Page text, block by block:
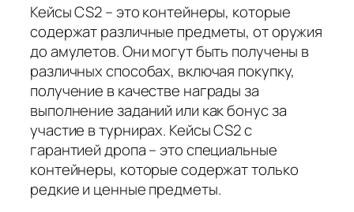
Кейсы CS2 – это контейнеры, которые
содержат различные предметы, от оружия
до амулетов. Они могут быть получены в
различных способах, включая покупку,
получение в качестве награды за
выполнение заданий или как бонус за
участие в турнирах. Кейсы CS2 с
гарантией дропа – это специальные
контейнеры, которые содержат только
редкие и ценные предметы.